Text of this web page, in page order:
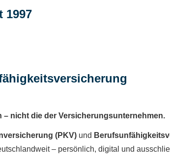
1997
nicht die der Ver­si­che­rungs­un­ter­neh­men.
(PKV) und
– persönlich, digital und